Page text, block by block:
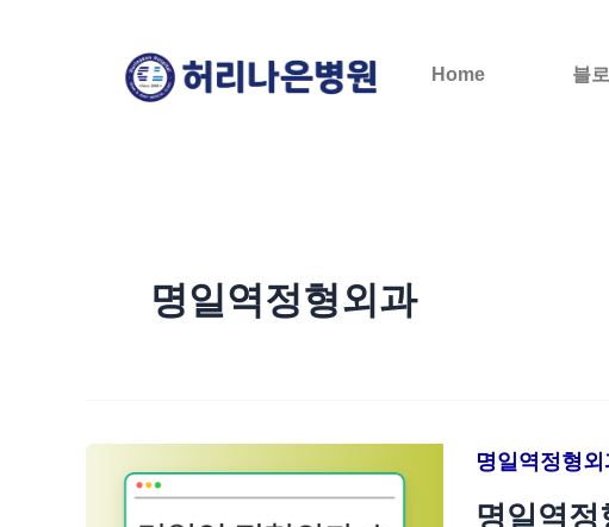
Home 블
명일역정형외과
명일역정형외
명일역